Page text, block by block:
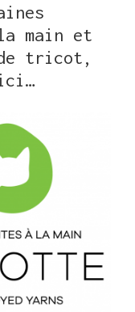
main et
tricot,